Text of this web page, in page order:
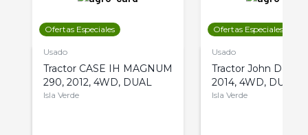
Ofertas Especiales
Usado
Tractor CASE IH MAGNUM
290, 2012, 4WD, DUAL
Isla Verde
Ofertas Especiales
Usado
Tractor John Deere
2014, 4WD, DUAL
Isla Verde